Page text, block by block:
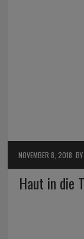
NOVEMBER 8, 2018
Haut in die